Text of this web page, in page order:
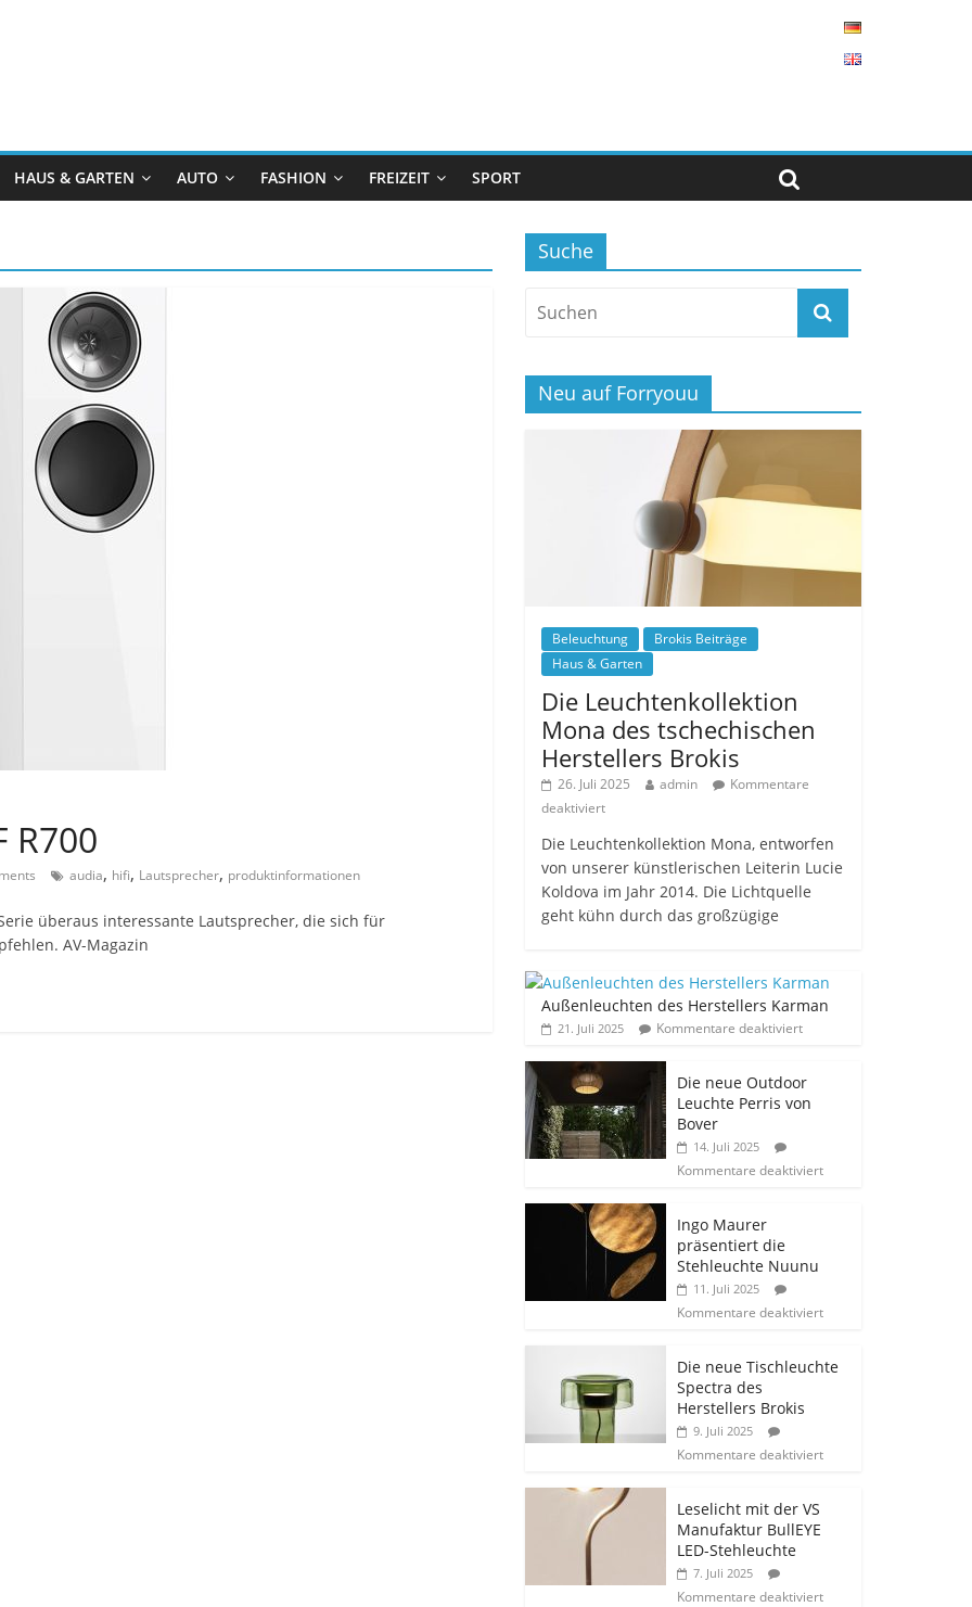
HAUS & GARTEN AUTO FASHION FREIZEIT SPORT
R700
audia, hifi, Lautsprecher, produktinformationen
überaus interessante Lautsprecher, die sich für
AV-Magazin
Suche
Neu auf Forryouu
Beleuchtung
Brokis Beiträge
Haus & Garten
Die Leuchtenkollektion
Mona des tschechischen
Herstellers Brokis
26. Juli 2025 admin
Kommentare
deaktiviert
Die Leuchtenkollektion Mona, entworfen
von unserer künstlerischen Leiterin Lucie
Koldova im Jahr 2014. Die Lichtquelle
geht kühn durch das großzügige
Außenleuchten des Herstellers Karman
21. Juli 2025 Kommentare deaktiviert
Die neue Outdoor
Leuchte Perris von
Bover
14. Juli 2025
Kommentare deaktiviert
Ingo Maurer
präsentiert die
Stehleuchte Nuunu
11. Juli 2025
Kommentare deaktiviert
Die neue Tischleuchte
Spectra des
Herstellers Brokis
9. Juli 2025
Kommentare deaktiviert
Leselicht mit der VS
Manufaktur BullEYE
LED-Stehleuchte
7. Juli 2025
Kommentare deaktiviert